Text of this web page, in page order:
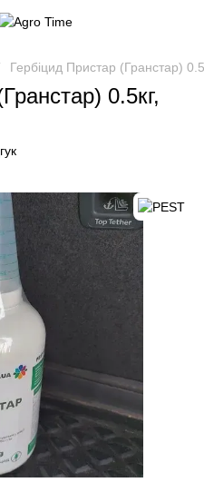
Гербіцид Пристар (Гранстар)
0.5кг,